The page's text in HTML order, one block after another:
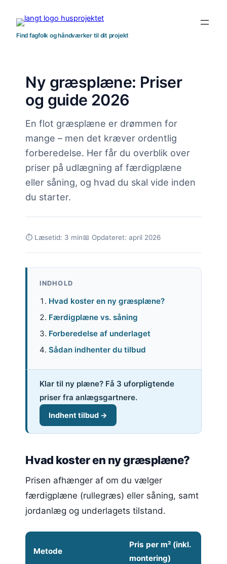
indhold
Find fagfolk og håndværker til dit projekt
Ny græsplæne: Priser
og guide 2026
En flot græsplæne er drømmen for
mange – men det kræver ordentlig
forberedelse. Her får du overblik over
priser på udlægning af færdigplæne
eller såning, og hvad du skal vide inden
du starter.
⏱ Læsetid: 3 min📅 Opdateret: april 2026
INDHOLD
Hvad koster en ny græsplæne?
Færdigplæne vs. såning
Forberedelse af underlaget
Sådan indhenter du tilbud
Klar til ny plæne? Få 3 uforpligtende
priser fra anlægsgartnere.
Indhent tilbud →
Hvad koster en ny græsplæne?
Prisen afhænger af om du vælger
færdigplæne (rullegræs) eller såning, samt
jordanlæg og underlagets tilstand.
Metode
Pris per m² (inkl.
montering)